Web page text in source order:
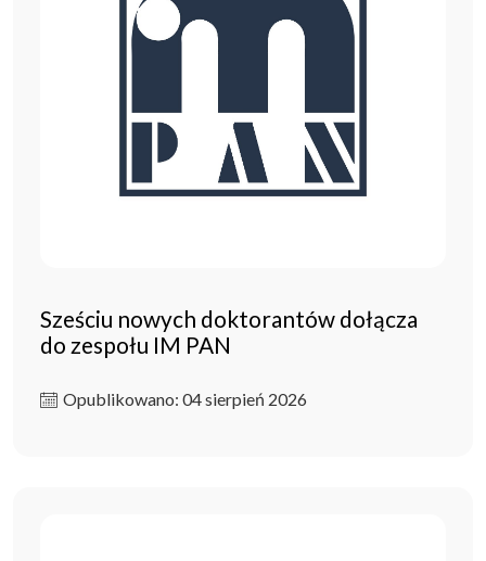
Sześciu nowych doktorantów dołącza
do zespołu IM PAN
Opublikowano: 04 sierpień 2026